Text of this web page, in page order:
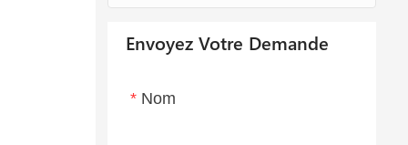
Envoyez Votre Demande
Nom